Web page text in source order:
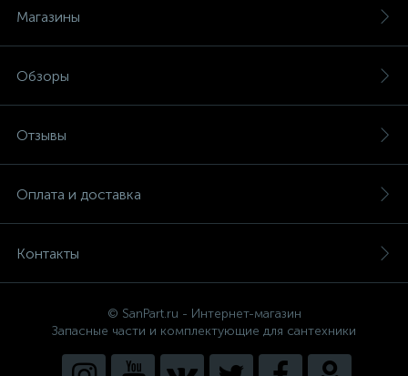
Магазины
Обзоры
Отзывы
Оплата и доставка
Контакты
© SanPart.ru - Интернет-магазин
Запасные части и комплектующие для сантехники